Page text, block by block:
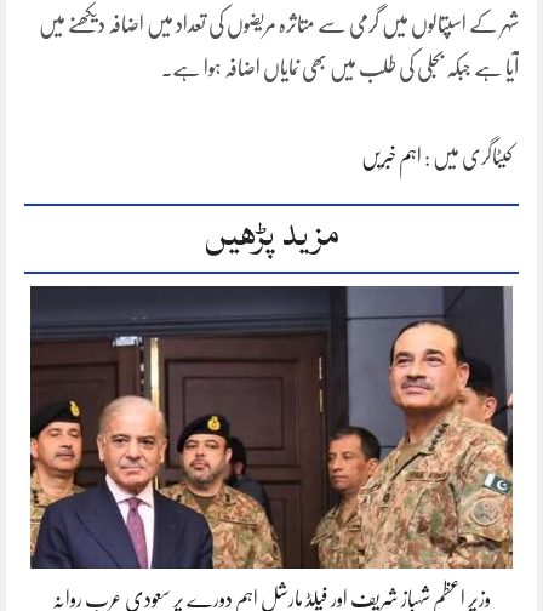
شہر کے اسپتالوں میں گرمی سے متاثرہ مریضوں کی تعداد میں اضافہ دیکھنے میں
آیا ہے جبکہ بجلی کی طلب میں بھی نمایاں اضافہ ہوا ہے۔
کیٹاگری میں : اہم خبریں
مزید پڑھیں
وزیر اعظم شہباز شریف اور فیلڈ مارشل اہم دورے پر سعودی عرب روانہ